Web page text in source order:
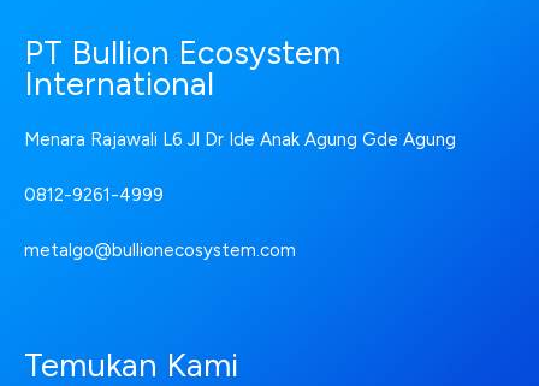
PT Bullion Ecosystem
International
Menara Rajawali L6 Jl Dr Ide Anak Agung Gde Agung
0812-9261-4999
metalgo@bullionecosystem.com
Temukan Kami